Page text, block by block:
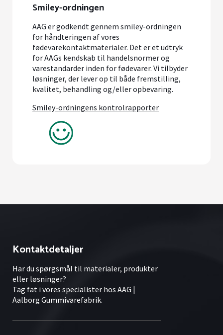
Smiley-ordningen
AAG er godkendt gennem smiley-ordningen
for håndteringen af vores
fødevarekontaktmaterialer. Det er et udtryk
for AAGs kendskab til handelsnormer og
varestandarder inden for fødevarer. Vi tilbyder
løsninger, der lever op til både fremstilling,
kvalitet, behandling og/eller opbevaring.
Smiley-ordningens kontrolrapporter
Kontaktdetaljer
Har du spørgsmål til materialer, produkter
eller løsninger?
Tag fat i vores specialister hos AAG |
Aalborg Gummivarefabrik.